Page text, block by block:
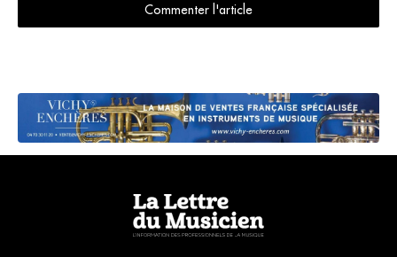
Commenter l'article